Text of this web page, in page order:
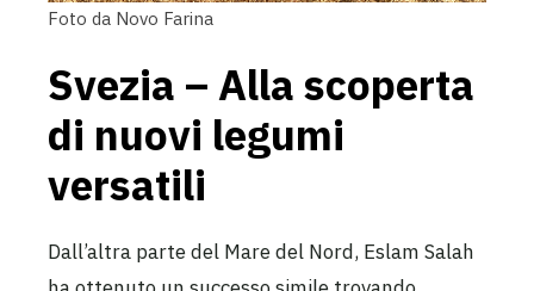
Foto da Novo Farina
Svezia – Alla scoperta
di nuovi legumi
versatili
Dall’altra parte del Mare del Nord, Eslam Salah